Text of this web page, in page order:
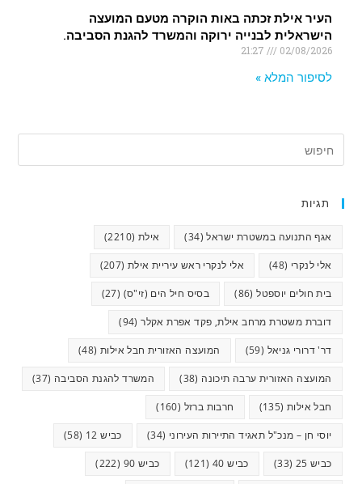
העיר אילת זכתה באות הוקרה מטעם המועצה
הישראלית לבנייה ירוקה והמשרד להגנת הסביבה.
02/08/2026
לסיפור המלא »
תגיות
אגף התנועה במשטרת ישראל(34) אילת (2210)
אלי לנקרי (48) אלי לנקרי ראש עיריית אילת (207)
בית חולים יוספטל(86) בסיס חיל הים (זי"ס) (27)
דוברת משטרת מרחב אילת, פקד אפרת אקלר(94)
דר' דרורי גניאל (59) המועצה האזורית חבל אילות (48)
המועצה האזורית ערבה תיכונה (38) המשרד להגנת הסביבה (37)
חבל אילות (135) חרבות ברזל (160)
יוסי חן – מנכ"ל תאגיד התיירות העירוני (34) כביש 12 (58)
כביש 25 (33) כביש 40 (121) כביש 90 (222)